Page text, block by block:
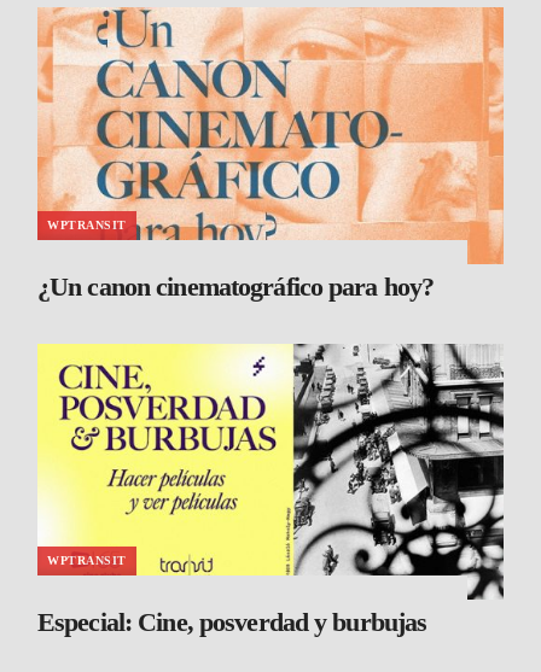
WPTRANSIT
¿Un canon cinematográfico para hoy?
WPTRANSIT
Especial: Cine, posverdad y burbujas